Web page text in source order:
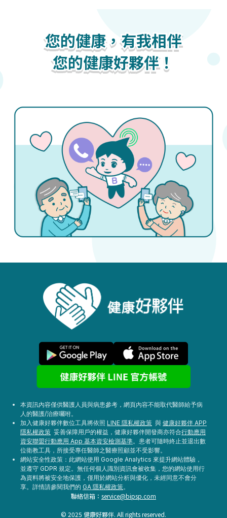
您的健康，有我相伴
您的健康好夥伴！
您的健康，有我相伴
您的健康好夥伴！
您的健康，有我相伴
您的健康好夥伴！
本資訊內容僅供醫護人員與病患參考，網頁內容不能取代醫師給予病
人的醫護/治療囑咐。
加入健康好夥伴數位工具將依照 LINE 隱私權政策 與 健康好夥伴 APP
隱私權政策 妥善保障用戶的權益，健康好夥伴開發商亦符合行動應用
資安聯盟行動應用 App 基本資安檢測基準。患者可隨時終止並退出數
位衛教工具，所接受專任醫師之醫療照顧並不受影響。
網站安全性政策：此網站使用 Google Analytics 來提升網站體驗，
並遵守 GDPR 規定。無任何個人識別資訊會被收集，您的網站使用行
為資料將被安全地保護，僅用於網站分析與優化，未經同意不會分
享。詳情請參閱我們的 GA 隱私權政策。
聯絡信箱： service@bipsp.com
© 2025 健康好夥伴. All rights reserved.